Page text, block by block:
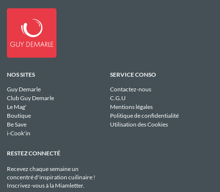
NOS SITES
Guy Demarle
Club Guy Demarle
Le Mag'
Boutique
Be Save
i-Cook'in
SERVICE CONSO
Contactez-nous
C.G.U
Mentions légales
Politique de confidentialité
Utilisation des Cookies
RESTEZ CONNECTÉ
Recevez chaque semaine un
concentré d'inspiration cuilinaire !
Inscrivez-vous à la Miamletter.